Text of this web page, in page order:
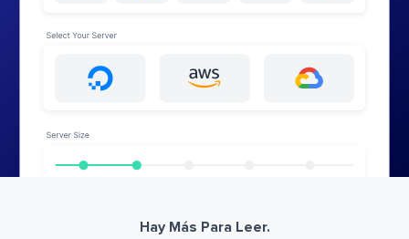
Hay Más Para Leer.